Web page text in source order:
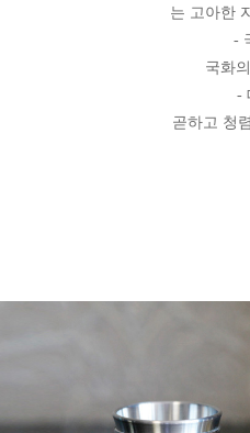
는 고아한
- 국화 (가을) : 서
국화
- 대나무 (겨울) :
곧하고 청